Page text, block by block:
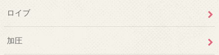
ロイブ
加圧